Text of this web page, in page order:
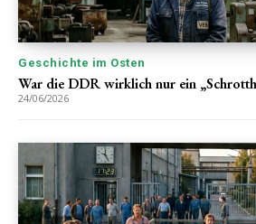
Geschichte im Osten
War die DDR wirklich nur ein
24/06/2026